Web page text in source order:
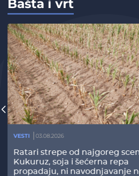
Bašta i vrt
VESTI 03.08.2026
Ratari strepe od najgoreg
Kukuruz, soja i šećerna repa
propadaju, ni navodnjavanje